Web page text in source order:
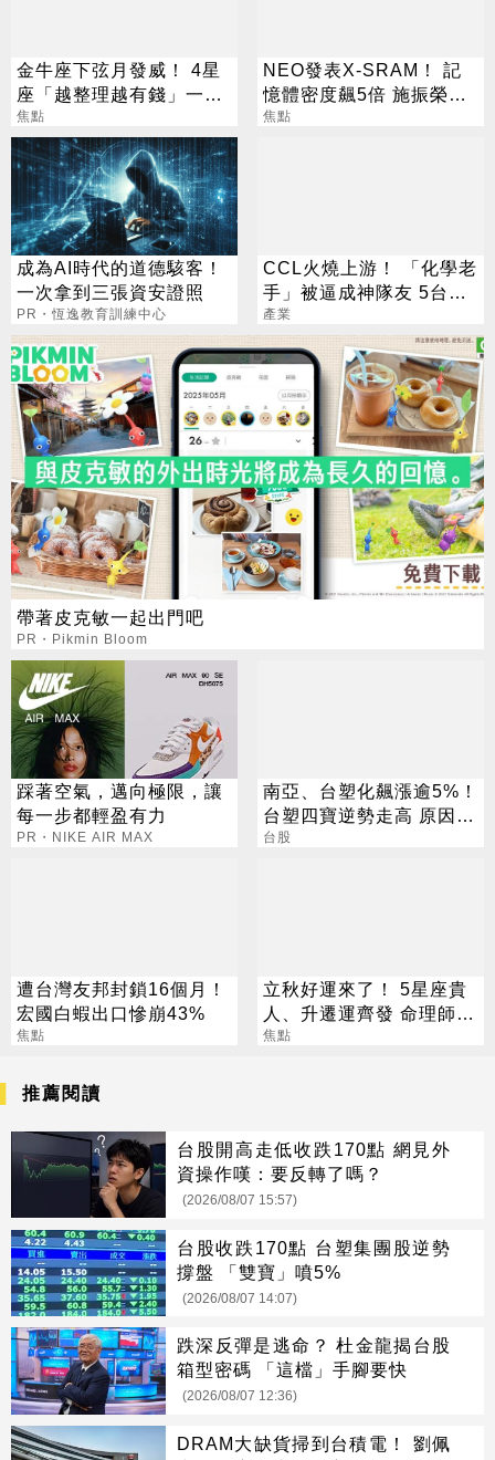
金牛座下弦月發威！ 4星
座「越整理越有錢」一路
旺運到10月
焦點
NEO發表X-SRAM！ 記
憶體密度飆5倍 施振榮：
半導體迎新革命
焦點
成為AI時代的道德駭客！
一次拿到三張資安證照
PR・恆逸教育訓練中心
CCL火燒上游！ 「化學老
手」被逼成神隊友 5台廠
默默發財
產業
帶著皮克敏一起出門吧
PR・Pikmin Bloom
踩著空氣，邁向極限，讓
每一步都輕盈有力
PR・NIKE AIR MAX
南亞、台塑化飆漲逾5%！
台塑四寶逆勢走高 原因找
到了
台股
遭台灣友邦封鎖16個月！
宏國白蝦出口慘崩43%
焦點
立秋好運來了！ 5星座貴
人、升遷運齊發 命理師：
把握黃金轉運期
焦點
推薦閱讀
台股開高走低收跌170點 網見外
資操作嘆：要反轉了嗎？
(2026/08/07 15:57)
台股收跌170點 台塑集團股逆勢
撐盤 「雙寶」噴5%
(2026/08/07 14:07)
跌深反彈是逃命？ 杜金龍揭台股
箱型密碼 「這檔」手腳要快
(2026/08/07 12:36)
DRAM大缺貨掃到台積電！ 劉佩